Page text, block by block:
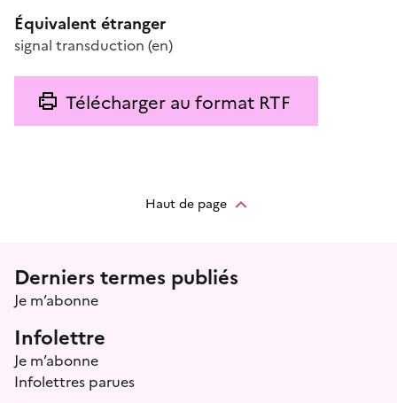
Équivalent étranger
signal transduction (en)
Télécharger au format RTF
Haut de page
Menu prefooter
Derniers termes publiés
Je m’abonne
Infolettre
Je m’abonne
Infolettres parues